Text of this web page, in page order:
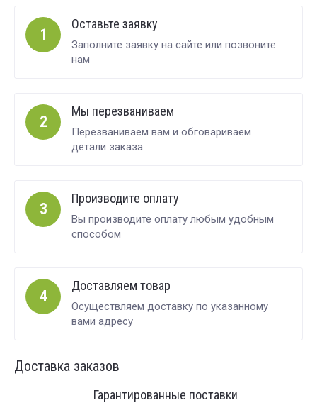
1
Оставьте заявку
Заполните заявку на сайте или позвоните
нам
2
Мы перезваниваем
Перезваниваем вам и обговариваем
детали заказа
3
Производите оплату
Вы производите оплату любым удобным
способом
4
Доставляем товар
Осуществляем доставку по указанному
вами адресу
Доставка заказов
Гарантированные поставки